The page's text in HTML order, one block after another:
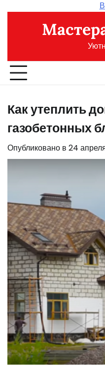
содержимому
Как утеплить
газобетонных
Опубликовано в 24